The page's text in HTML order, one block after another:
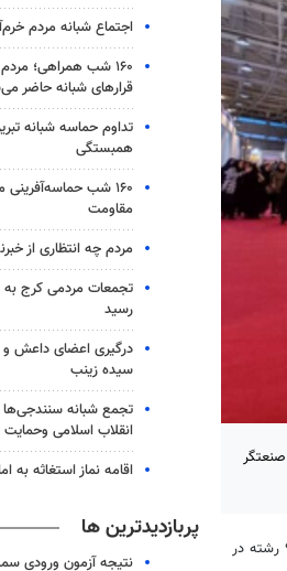
بوشهر- معاون صنایع‌دستی اداره‌کل میراث‌فرهنگی، گردشگری و صنایع‌دستی استان بوشهر از حضور ۱۶ صنعتگر
بعد از ظهر چهارشنبه در جمع خبرنگاران اظهار کرد: ۱۶ صنعتگر بوشهری با ۹ رشته در
اجتماع شبانه مردم
۱۶۰ شب همراهی؛
قرارهای شبانه حاضر
همبستگی
۱۶۰ شب
مقاومت
مردم چه انتظاری از
تجمعات مردمی کرج
رسید
درگیری اعضای داعش و
سیده زینب
تجمع شبانه سنندجی‌ها
انقلاب اسلامی
اقامه نماز استغاثه به
پربازدیدترین ها